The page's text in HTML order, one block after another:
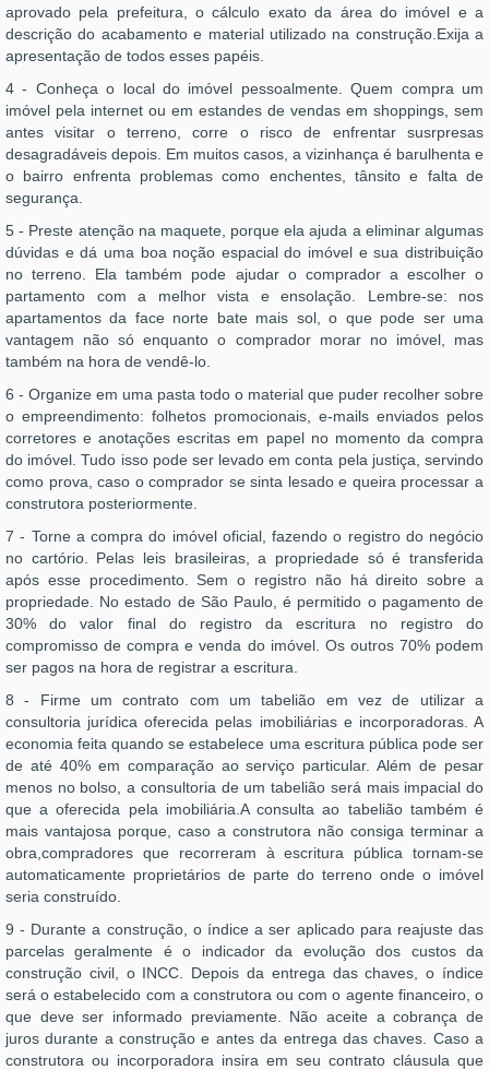
aprovado pela prefeitura, o cálculo exato da área do imóvel e a
descrição do acabamento e material utilizado na construção.Exija a
apresentação de todos esses papéis.
4 - Conheça o local do imóvel pessoalmente. Quem compra um
imóvel pela internet ou em estandes de vendas em shoppings, sem
antes visitar o terreno, corre o risco de enfrentar susrpresas
desagradáveis depois. Em muitos casos, a vizinhança é barulhenta e
o bairro enfrenta problemas como enchentes, tânsito e falta de
segurança.
5 - Preste atenção na maquete, porque ela ajuda a eliminar algumas
dúvidas e dá uma boa noção espacial do imóvel e sua distribuição
no terreno. Ela também pode ajudar o comprador a escolher o
partamento com a melhor vista e ensolação. Lembre-se: nos
apartamentos da face norte bate mais sol, o que pode ser uma
vantagem não só enquanto o comprador morar no imóvel, mas
também na hora de vendê-lo.
6 - Organize em uma pasta todo o material que puder recolher sobre
o empreendimento: folhetos promocionais, e-mails enviados pelos
corretores e anotações escritas em papel no momento da compra
do imóvel. Tudo isso pode ser levado em conta pela justiça, servindo
como prova, caso o comprador se sinta lesado e queira processar a
construtora posteriormente.
7 - Torne a compra do imóvel oficial, fazendo o registro do negócio
no cartório. Pelas leis brasileiras, a propriedade só é transferida
após esse procedimento. Sem o registro não há direito sobre a
propriedade. No estado de São Paulo, é permitido o pagamento de
30% do valor final do registro da escritura no registro do
compromisso de compra e venda do imóvel. Os outros 70% podem
ser pagos na hora de registrar a escritura.
8 - Firme um contrato com um tabelião em vez de utilizar a
consultoria jurídica oferecida pelas imobiliárias e incorporadoras. A
economia feita quando se estabelece uma escritura pública pode ser
de até 40% em comparação ao serviço particular. Além de pesar
menos no bolso, a consultoria de um tabelião será mais impacial do
que a oferecida pela imobiliária.A consulta ao tabelião também é
mais vantajosa porque, caso a construtora não consiga terminar a
obra,compradores que recorreram à escritura pública tornam-se
automaticamente proprietários de parte do terreno onde o imóvel
seria construído.
9 - Durante a construção, o índice a ser aplicado para reajuste das
parcelas geralmente é o indicador da evolução dos custos da
construção civil, o INCC. Depois da entrega das chaves, o índice
será o estabelecido com a construtora ou com o agente financeiro, o
que deve ser informado previamente. Não aceite a cobrança de
juros durante a construção e antes da entrega das chaves. Caso a
construtora ou incorporadora insira em seu contrato cláusula que